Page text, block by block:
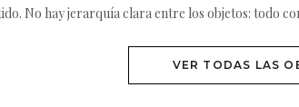
No hay jerarquía clara entre los objetos: todo
VER TODAS LAS